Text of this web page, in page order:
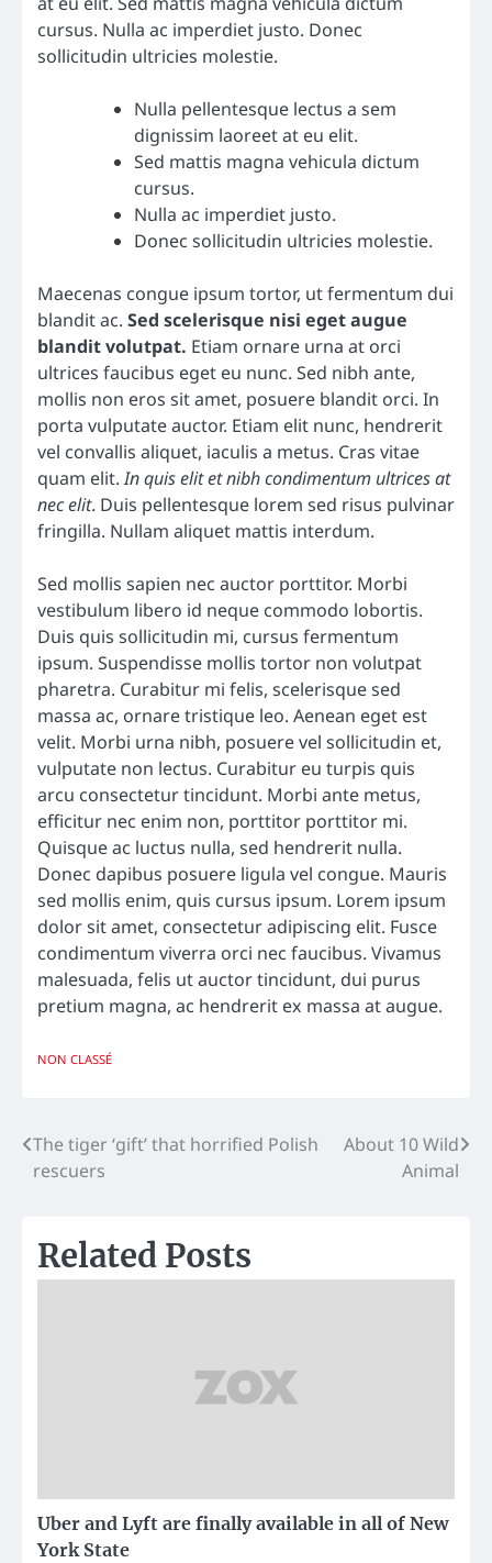
cursus. Nulla ac imperdiet justo. Donec
sollicitudin ultricies molestie.
Nulla pellentesque lectus a sem
dignissim laoreet at eu elit.
Sed mattis magna vehicula dictum
cursus.
Nulla ac imperdiet justo.
Donec sollicitudin ultricies molestie.
Maecenas congue ipsum tortor, ut fermentum dui
blandit ac. Sed scelerisque nisi eget augue
blandit volutpat. Etiam ornare urna at orci
ultrices faucibus eget eu nunc. Sed nibh ante,
mollis non eros sit amet, posuere blandit orci. In
porta vulputate auctor. Etiam elit nunc, hendrerit
vel convallis aliquet, iaculis a metus. Cras vitae
quam elit.In quis elit et nibh condimentum ultrices at
nec elit. Duis pellentesque lorem sed risus pulvinar
fringilla. Nullam aliquet mattis interdum.
Sed mollis sapien nec auctor porttitor. Morbi
vestibulum libero id neque commodo lobortis.
Duis quis sollicitudin mi, cursus fermentum
ipsum. Suspendisse mollis tortor non volutpat
pharetra. Curabitur mi felis, scelerisque sed
massa ac, ornare tristique leo. Aenean eget est
velit. Morbi urna nibh, posuere vel sollicitudin et,
vulputate non lectus. Curabitur eu turpis quis
arcu consectetur tincidunt. Morbi ante metus,
efficitur nec enim non, porttitor porttitor mi.
Quisque ac luctus nulla, sed hendrerit nulla.
Donec dapibus posuere ligula vel congue. Mauris
sed mollis enim, quis cursus ipsum. Lorem ipsum
dolor sit amet, consectetur adipiscing elit. Fusce
condimentum viverra orci nec faucibus. Vivamus
malesuada, felis ut auctor tincidunt, dui purus
pretium magna, ac hendrerit ex massa at augue.
NON CLASSÉ
Navigation
The tiger ‘gift’ that horrified Polish
rescuers
About 10 Wild
Animal
Related Posts
Uber and Lyft are finally available in all of New
York State